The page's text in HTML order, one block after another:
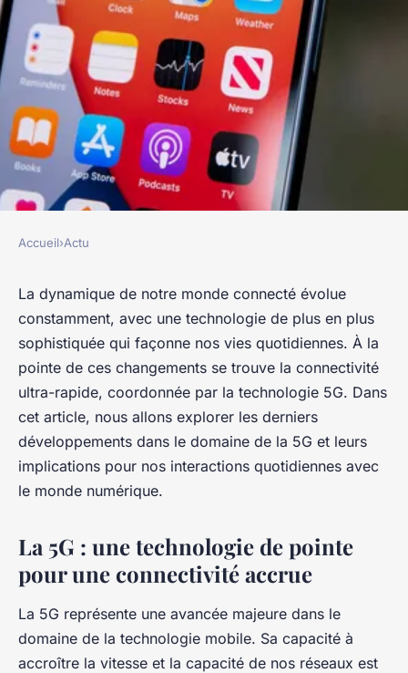
les développements dans le
domaine de la 5G et de la
connectivité ultra-rapide
Eva• 12 novembre 2023•6 min de lecture
Accueil›Actu
La dynamique de notre monde connecté évolue
constamment, avec une technologie de plus en plus
sophistiquée qui façonne nos vies quotidiennes. À la
pointe de ces changements se trouve la connectivité
ultra-rapide, coordonnée par la technologie 5G. Dans
cet article, nous allons explorer les derniers
développements dans le domaine de la 5G et leurs
implications pour nos interactions quotidiennes avec
le monde numérique.
La 5G : une technologie de pointe
pour une connectivité accrue
La 5G représente une avancée majeure dans le
domaine de la technologie mobile. Sa capacité à
accroître la vitesse et la capacité de nos réseaux est